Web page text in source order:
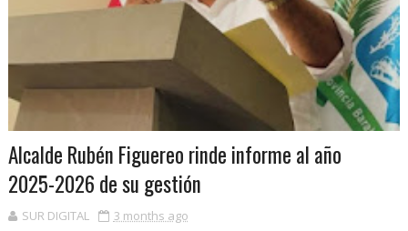
Alcalde Rubén Figuereo rinde informe al año
2025-2026 de su gestión
SUR DIGITAL
3 months ago